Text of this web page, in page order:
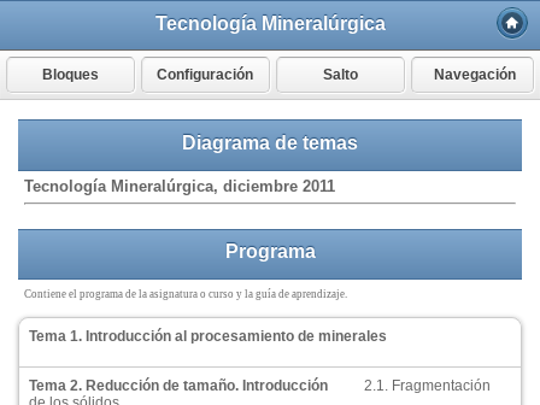
Tecnología Mineralúrgica
Bloques Configuración Salto Navegación
Diagrama de temas
Tecnología Mineralúrgica, diciembre 2011
Programa
Contiene el programa de la asignatura o curso y la guía de aprendizaje.
Tema 1. Introducción al procesamiento de minerales
Tema 2. Reducción de tamaño. Introducción 2.1. Fragmentación